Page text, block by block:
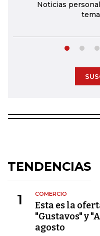
Noticias
TENDENCIAS
1 COMERCIO
Esta es la
"Gustavos" y
agosto